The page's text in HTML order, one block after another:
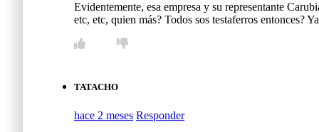
Evidentemente, esa empresa y su representante
etc, etc, quien más? Todos sos testaferros entonces?
TATACHO
hace 2 meses Responder